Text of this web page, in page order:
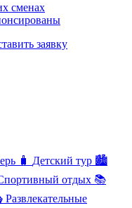
сменах
заявку
🧳 Детский тур 🏙️
отдых 📚
Развлекательные